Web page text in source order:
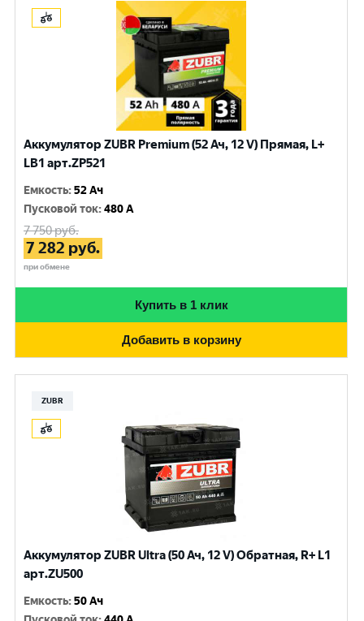
Аккумулятор ZUBR Premium (52 Ач, 12 V) Прямая, L+
LB1 арт.ZP521
Емкость:52 Ач
Пусковой ток:480 A
7 750руб.
7 282 руб.
при обмене
Купить в 1 клик
Добавить в корзину
ZUBR
Аккумулятор ZUBR Ultra (50 Ач, 12 V) Обратная, R+ L1
арт.ZU500
Емкость:50 Ач